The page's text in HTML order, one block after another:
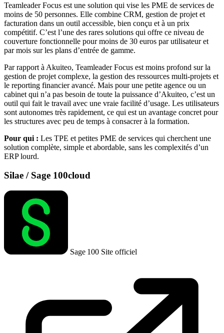
Teamleader Focus est une solution qui vise les PME de services de
moins de 50 personnes. Elle combine CRM, gestion de projet et
facturation dans un outil accessible, bien conçu et à un prix
compétitif. C’est l’une des rares solutions qui offre ce niveau de
couverture fonctionnelle pour moins de 30 euros par utilisateur et
par mois sur les plans d’entrée de gamme.
Par rapport à Akuiteo, Teamleader Focus est moins profond sur la
gestion de projet complexe, la gestion des ressources multi-projets et
le reporting financier avancé. Mais pour une petite agence ou un
cabinet qui n’a pas besoin de toute la puissance d’Akuiteo, c’est un
outil qui fait le travail avec une vraie facilité d’usage. Les utilisateurs
sont autonomes très rapidement, ce qui est un avantage concret pour
les structures avec peu de temps à consacrer à la formation.
Pour qui : Les TPE et petites PME de services qui cherchent une
solution complète, simple et abordable, sans les complexités d’un
ERP lourd.
Silae / Sage 100cloud
Sage 100 Site officiel